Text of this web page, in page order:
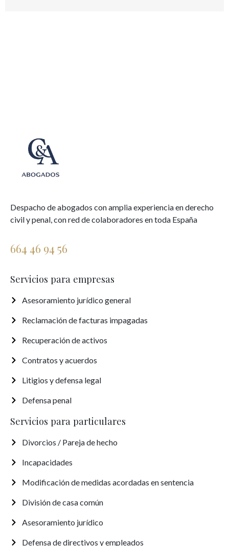
Despacho de abogados con amplia experiencia en derecho
civil y penal, con red de colaboradores en toda España
664 46 94 56
Servicios para empresas
Asesoramiento jurídico general
Reclamación de facturas impagadas
Recuperación de activos
Contratos y acuerdos
Litigios y defensa legal
Defensa penal
Servicios para particulares
Divorcios / Pareja de hecho
Incapacidades
Modificación de medidas acordadas en sentencia
División de casa común
Asesoramiento jurídico
Defensa de directivos y empleados